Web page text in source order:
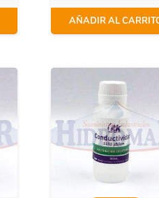
AÑADIR AL